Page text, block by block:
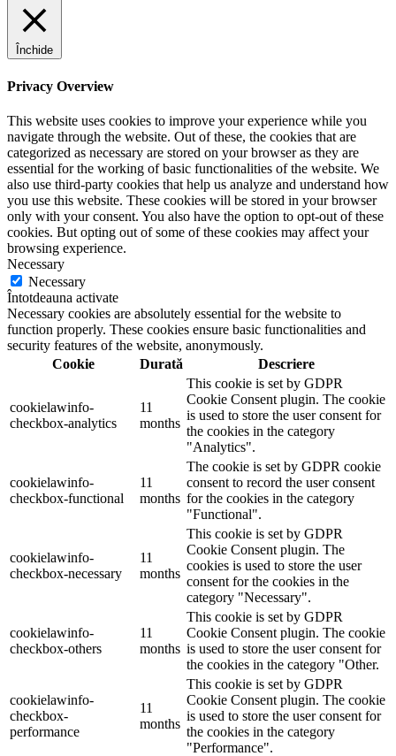
Închide
Privacy Overview
This website uses cookies to improve your experience while you
navigate through the website. Out of these, the cookies that are
categorized as necessary are stored on your browser as they are
essential for the working of basic functionalities of the website. We
also use third-party cookies that help us analyze and understand how
you use this website. These cookies will be stored in your browser
only with your consent. You also have the option to opt-out of these
cookies. But opting out of some of these cookies may affect your
browsing experience.
Necessary
Necessary
Întotdeauna activate
Necessary cookies are absolutely essential for the website to
function properly. These cookies ensure basic functionalities and
security features of the website, anonymously.
Cookie
Durată Descriere
cookielawinfo-
checkbox-analytics
11
months
This cookie is set by GDPR
Cookie Consent plugin. The cookie
is used to store the user consent for
the cookies in the category
"Analytics".
cookielawinfo-
checkbox-functional
11
months
The cookie is set by GDPR cookie
consent to record the user consent
for the cookies in the category
"Functional".
cookielawinfo-
checkbox-necessary
11
months
This cookie is set by GDPR
Cookie Consent plugin. The
cookies is used to store the user
consent for the cookies in the
category "Necessary".
cookielawinfo-
checkbox-others
11
months
This cookie is set by GDPR
Cookie Consent plugin. The cookie
is used to store the user consent for
the cookies in the category "Other.
cookielawinfo-
checkbox-
performance
11
months
This cookie is set by GDPR
Cookie Consent plugin. The cookie
is used to store the user consent for
the cookies in the category
"Performance".